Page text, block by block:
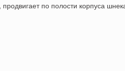
по полости корпуса